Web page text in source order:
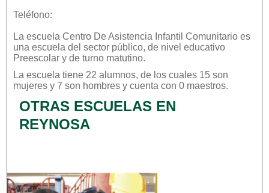
Teléfono:
La escuela Centro De Asistencia Infantil Comunitario es
una escuela del sector público, de nivel educativo
Preescolar y de turno matutino.
La escuela tiene 22 alumnos, de los cuales 15 son
mujeres y 7 son hombres y cuenta con 0 maestros.
OTRAS ESCUELAS EN
REYNOSA